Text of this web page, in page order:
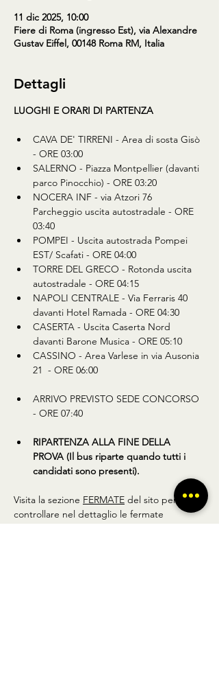
11 dic 2025, 10:00
Fiere di Roma (ingresso Est), via Alexandre
Gustav Eiffel, 00148 Roma RM, Italia
Dettagli
LUOGHI E ORARI DI PARTENZA
CAVA DE' TIRRENI - Area di sosta Gisò
- ORE 03:00
SALERNO - Piazza Montpellier (davanti
parco Pinocchio) - ORE 03:20
NOCERA INF - via Atzori 76
Parcheggio uscita autostradale - ORE
03:40
POMPEI - Uscita autostrada Pompei
EST/ Scafati - ORE 04:00
TORRE DEL GRECO - Rotonda uscita
autostradale - ORE 04:15
NAPOLI CENTRALE - Via Ferraris 40
davanti Hotel Ramada - ORE 04:30
CASERTA - Uscita Caserta Nord
davanti Barone Musica - ORE 05:10
CASSINO - Area Varlese in via Ausonia
21  - ORE 06:00
ARRIVO PREVISTO SEDE CONCORSO
- ORE 07:40
RIPARTENZA ALLA FINE DELLA
PROVA (Il bus riparte quando tutti i
candidati sono presenti).
Visita la sezione FERMATE del sito per
controllare nel dettaglio le fermate